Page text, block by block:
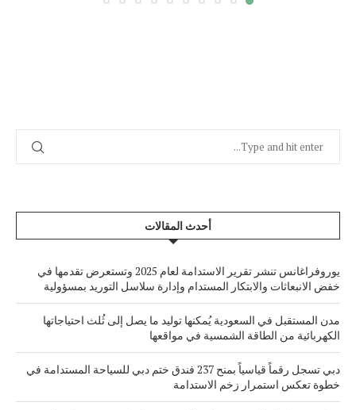
أحدث المقالات
يوروفراغانس تنشر تقرير الاستدامة لعام 2025 وتستعرض تقدمها في
خفض الانبعاثات والابتكار المستدام وإدارة سلاسل التوريد بمسؤولية
مدن المستقبل في السعودية يُمكنها توليد ما يصل إلى ثُلث احتياجاتها
الكهربائية من الطاقة الشمسية في مواقعها
دبي تسجل رقماً قياسياً بمنح 237 فندق ختم دبي للسياحة المستدامة في
خطوة تعكس استمرار زخم الاستدامة